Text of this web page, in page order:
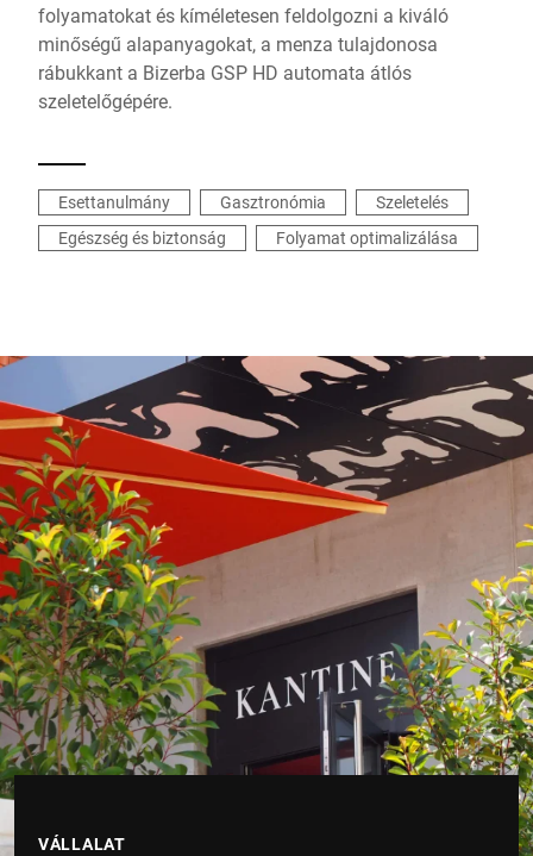
folyamatokat és kíméletesen feldolgozni a kiváló
minőségű alapanyagokat, a menza tulajdonosa
rábukkant a Bizerba GSP HD automata átlós
szeletelőgépére.
Esettanulmány Gasztronómia
Szeletelés
Egészség és biztonság
Folyamat optimalizálása
VÁLLALAT